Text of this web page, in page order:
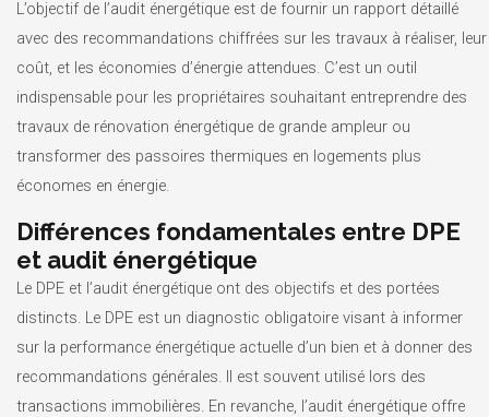
L’objectif de l’audit énergétique est de fournir un rapport détaillé
avec des recommandations chiffrées sur les travaux à réaliser, leur
coût, et les économies d’énergie attendues. C’est un outil
indispensable pour les propriétaires souhaitant entreprendre des
travaux de rénovation énergétique de grande ampleur ou
transformer des passoires thermiques en logements plus
économes en énergie.
Différences fondamentales entre DPE
et audit énergétique
Le DPE et l’audit énergétique ont des objectifs et des portées
distincts. Le DPE est un diagnostic obligatoire visant à informer
sur la performance énergétique actuelle d’un bien et à donner des
recommandations générales. Il est souvent utilisé lors des
transactions immobilières. En revanche, l’audit énergétique offre